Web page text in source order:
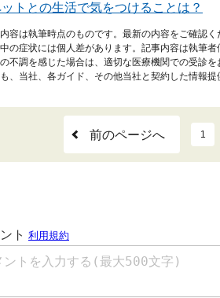
トとの生活で気をつけることは？
容は執筆時点のものです。最新の内容をご確認く
の症状には個人差があります。記事内容は執筆
不調を感じた場合は、適切な医療機関での受診
、当社、各ガイド、その他当社と契約した情報提
前のページへ 1